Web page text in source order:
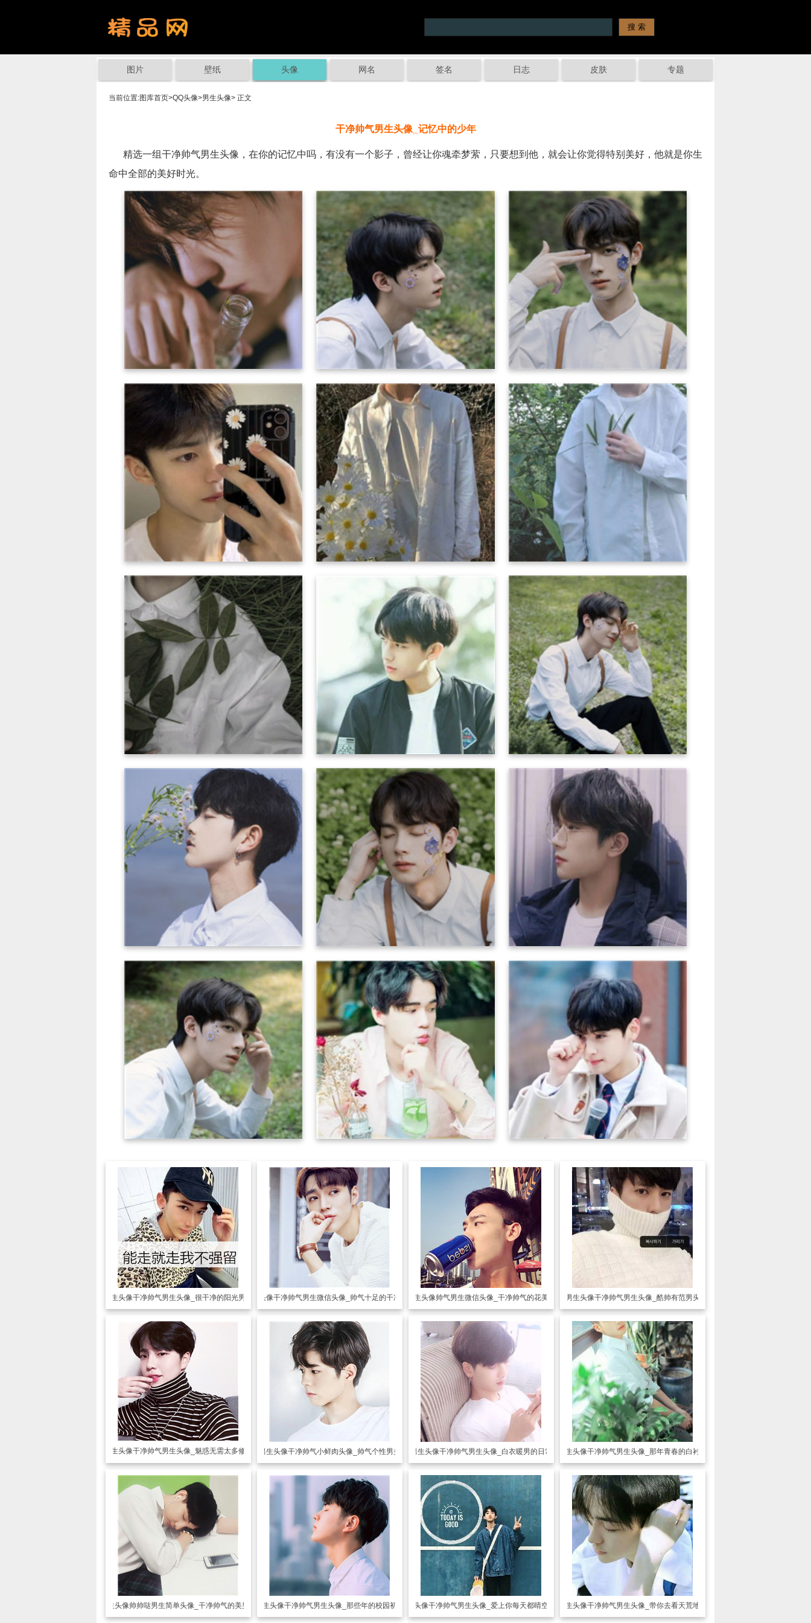
图片 壁纸 头像 网名 签名 日志 皮肤 专题
当前位置:图库首页>QQ头像>男生头像> 正文
干净帅气男生头像_记忆中的少年
精选一组干净帅气男生头像，在你的记忆中吗，有没有一个影子，曾经让你魂牵梦萦，只要想到他，就会让你觉得特别美好，他就是你生
命中全部的美好时光。
男生头像干净帅气男生头像_很干净的阳光男孩男生头像干净帅气男生微信头像_帅气十足的干净男生男生头像帅气男生微信头像_干净帅气的花美男 男生头像干净帅气男生头像_酷帅有范男头
男生头像干净帅气男生头像_魅惑无需太多修饰 男生头像干净帅气小鲜肉头像_帅气个性男头 男生头像干净帅气男生头像_白衣暖男的日常 男生头像干净帅气男生头像_那年青春的白衬衫
男生头像帅帅哒男生简单头像_干净帅气的美男子 男生头像干净帅气男生头像_那些年的校园初恋 男生头像干净帅气男生头像_爱上你每天都晴空万里 男生头像干净帅气男生头像_带你去看天荒地老